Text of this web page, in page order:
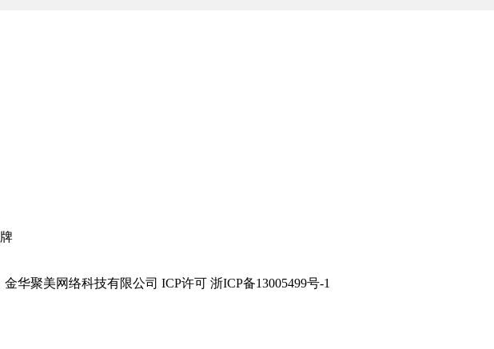
？
金华聚美网络科技有限公司 ICP许可 浙ICP备13005499号-1